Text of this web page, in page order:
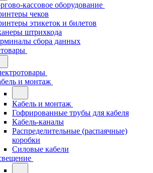
кассовое оборудование
чеков
этикеток и билетов
штрихкода
сбора данных
и монтаж
Кабель и монтаж
Гофрированные трубы для кабеля
Кабель-каналы
Распределительные (распаячные)
коробки
Силовые кабели